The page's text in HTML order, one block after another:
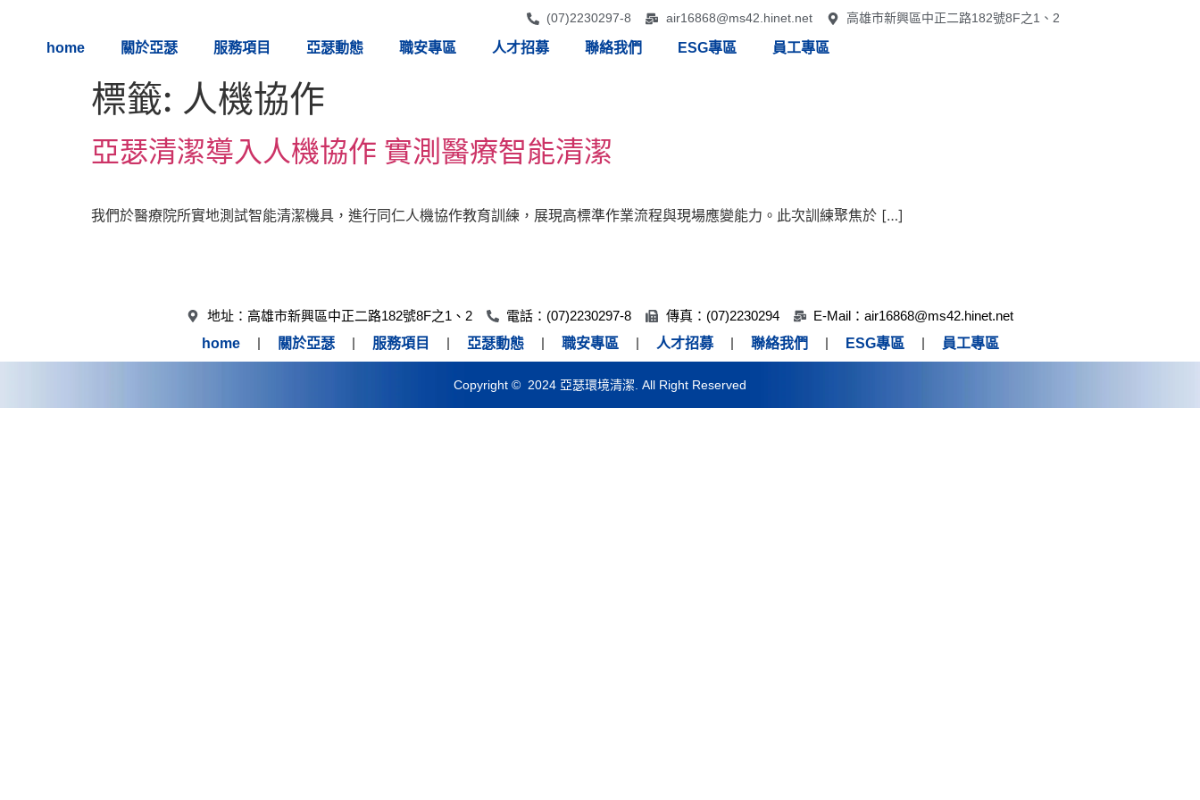
(07)2230297-8 air16868@ms42.hinet.net 高雄市新興區中正二路182號8F之1、2
home 關於亞瑟 服務項目 亞瑟動態 職安專區 人才招募 聯絡我們 ESG專區 員工專區
標籤: 人機協作
亞瑟清潔導入人機協作 實測醫療智能清潔
我們於醫療院所實地測試智能清潔機具，進行同仁人機協作教育訓練，展現高標準作業流程與現場應變能力。此次訓練聚焦於 […]
地址：高雄市新興區中正二路182號8F之1、2 電話：(07)2230297-8 傳真：(07)2230294
E-Mail：air16868@ms42.hinet.net
home
關於亞瑟 服務項目 亞瑟動態 職安專區 人才招募 聯絡我們 ESG專區 員工專區
Copyright © 2024 亞瑟環境清潔. All Right Reserved